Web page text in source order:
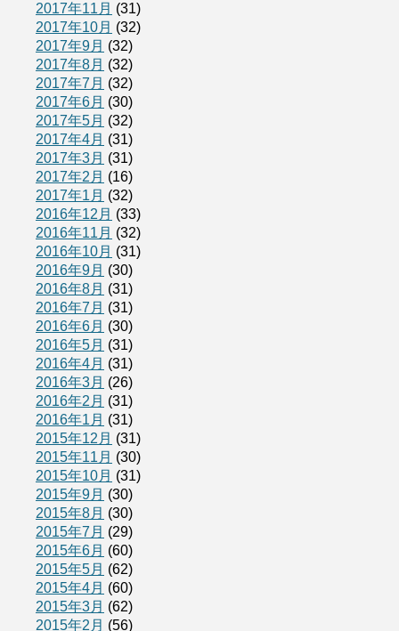
2017年11月 (31)
2017年10月 (32)
2017年9月 (32)
2017年8月 (32)
2017年7月 (32)
2017年6月 (30)
2017年5月 (32)
2017年4月 (31)
2017年3月 (31)
2017年2月 (16)
2017年1月 (32)
2016年12月 (33)
2016年11月 (32)
2016年10月 (31)
2016年9月 (30)
2016年8月 (31)
2016年7月 (31)
2016年6月 (30)
2016年5月 (31)
2016年4月 (31)
2016年3月 (26)
2016年2月 (31)
2016年1月 (31)
2015年12月 (31)
2015年11月 (30)
2015年10月 (31)
2015年9月 (30)
2015年8月 (30)
2015年7月 (29)
2015年6月 (60)
2015年5月 (62)
2015年4月 (60)
2015年3月 (62)
2015年2月 (56)